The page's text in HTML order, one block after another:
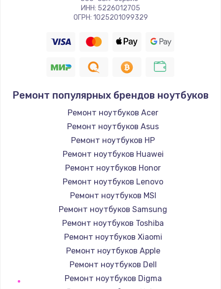
1460 руб.
2750 руб.
Замена SSD
1195 руб.
Заказать
Замена аккумулятора
Заказать
Замена клавиатуры
Заказать
Замена корпуса
1045 руб.
ИНН: 5226012705
ОГРН: 1025201099329
Ремонт популярных брендов ноутбуков
Ремонт ноутбуков Acer
Ремонт ноутбуков Asus
Ремонт ноутбуков HP
Ремонт ноутбуков Huawei
Ремонт ноутбуков Honor
Ремонт ноутбуков Lenovo
Ремонт ноутбуков MSI
Ремонт ноутбуков Samsung
Ремонт ноутбуков Toshiba
Ремонт ноутбуков Xiaomi
Ремонт ноутбуков Apple
Ремонт ноутбуков Dell
Ремонт ноутбуков Digma